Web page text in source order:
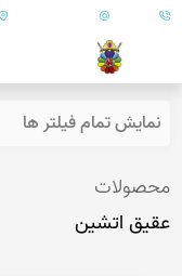
09179890157
نمایش تمام فیلتر ها
محصولات
عقیق اتشین